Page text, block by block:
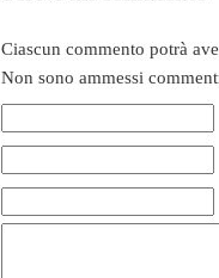
Ciascun commento potrà
Non sono ammessi